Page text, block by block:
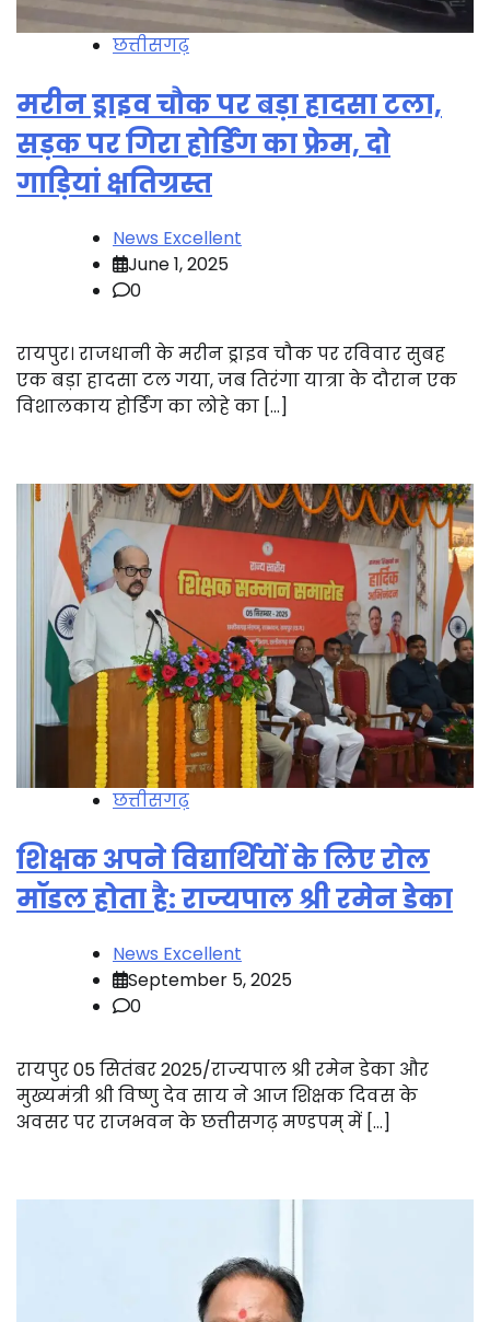
छत्तीसगढ़
मरीन ड्राइव चौक पर बड़ा हादसा टला,
सड़क पर गिरा होर्डिंग का फ्रेम, दो
गाड़ियां क्षतिग्रस्त
News Excellent
June 1, 2025
0
रायपुर। राजधानी के मरीन ड्राइव चौक पर रविवार सुबह
एक बड़ा हादसा टल गया, जब तिरंगा यात्रा के दौरान एक
विशालकाय होर्डिंग का लोहे का […]
छत्तीसगढ़
शिक्षक अपने विद्यार्थियों के लिए रोल
मॉडल होता है: राज्यपाल श्री रमेन डेका
News Excellent
September 5, 2025
0
रायपुर 05 सितंबर 2025/राज्यपाल श्री रमेन डेका और
मुख्यमंत्री श्री विष्णु देव साय ने आज शिक्षक दिवस के
अवसर पर राजभवन के छत्तीसगढ़ मण्डपम् में […]